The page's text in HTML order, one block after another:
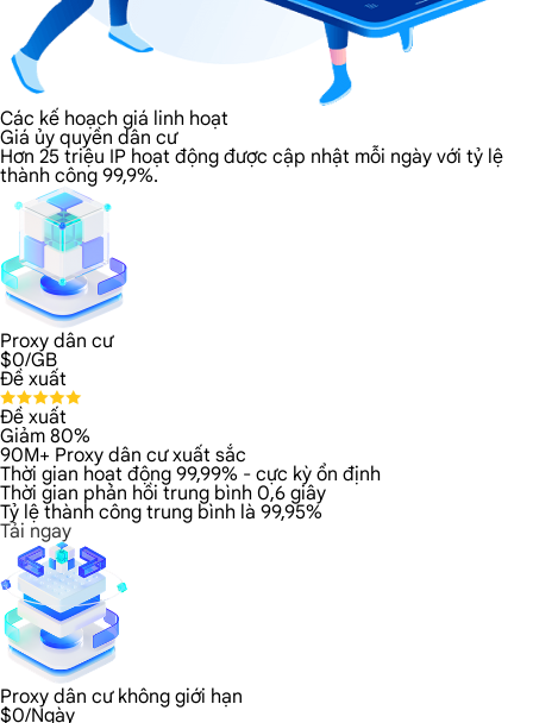
Các kế hoạch giá linh hoạt
Giá ủy quyền dân cư
Hơn 25 triệu IP hoạt động được cập nhật mỗi ngày với tỷ lệ
thành công 99,9%.
Proxy dân cư
$0/GB
Đề xuất
Đề xuất
Giảm 80%
90M+ Proxy dân cư xuất sắc
Thời gian hoạt động 99,99% - cực kỳ ổn định
Thời gian phản hồi trung bình 0,6 giây
Tỷ lệ thành công trung bình là 99,95%
Tải ngay
Proxy dân cư không giới hạn
$0/Ngày